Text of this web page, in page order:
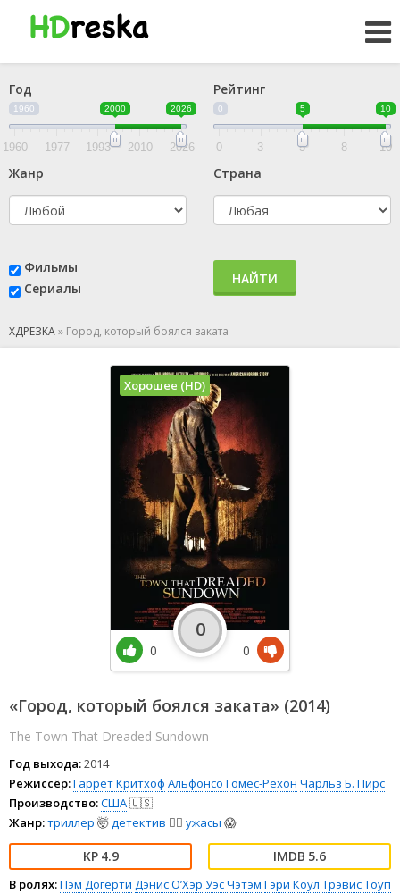
Год
1960 2000 2026
1960 1977 1993 2010 2026
Рейтинг
0 5 10
0 3 5 8 10
Жанр Страна
Фильмы
Сериалы
НАЙТИ
ХДРЕЗКА» Город, который боялся заката
«Город, который боялся заката» (2014)
The Town That Dreaded Sundown
Год выхода:2014
Режиссёр:Гаррет Критхоф Альфонсо Гомес-Рехон Чарльз Б. Пирс
Производство:США🇺🇸
Жанр:триллер 🤯детектив 🕵️‍♂️ ужасы 😱
4.9 5.6
В ролях:Пэм Догерти Дэнис О’Хэр Уэс Чэтэм Гэри Коул Трэвис Тоуп
Хорошее (HD)
0
0
0